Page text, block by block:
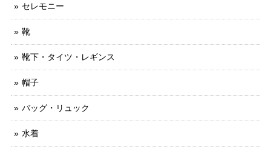
セレモニー
靴
靴下・タイツ・レギンス
帽子
バッグ・リュック
水着